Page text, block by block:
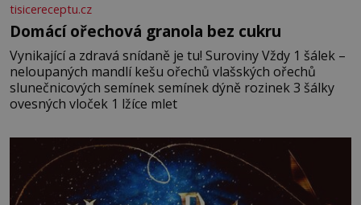
tisicereceptu.cz
Domácí ořechová granola bez cukru
Vynikající a zdravá snídaně je tu! Suroviny Vždy 1 šálek –
neloupaných mandlí kešu ořechů vlašských ořechů
slunečnicových semínek semínek dýně rozinek 3 šálky
ovesných vloček 1 lžíce mlet